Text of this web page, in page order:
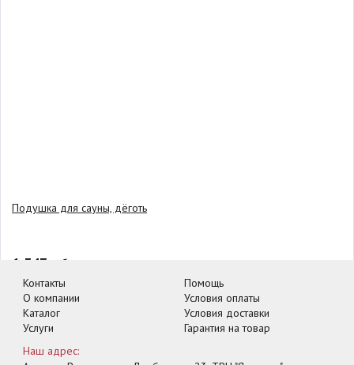
Подушка для сауны, дёготь
1 347 руб.
+
Контакты
О компании
Каталог
Услуги
Помощь
Условия оплаты
Условия доставки
Гарантия на товар
Наш адрес: